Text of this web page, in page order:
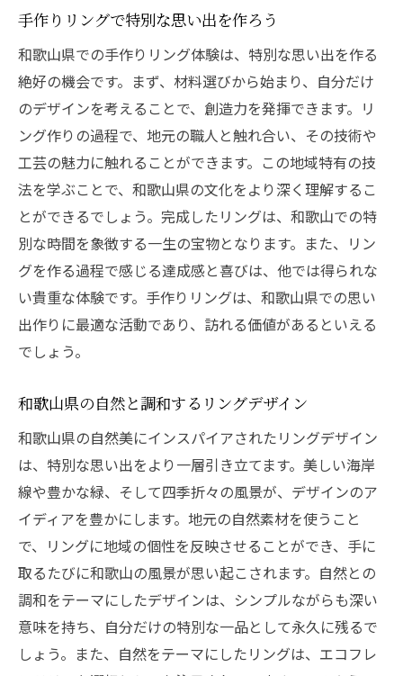
美しい自然に囲まれた和歌山県での思い出作り
和歌山県の自然の中でのリング作り体験
自然の美しさを感じるリングデザイン
和歌山県の風景をリングに閉じ込める
自然環境がもたらすリング作りの魅力
自然と一体になった思い出作り
和歌山県の自然を感じながらリング作りを
楽しむ
心に残る和歌山県の手作りリング体験特別な一
日
手作りリングで過ごす特別な一日
和歌山県の文化とリング作りの融合
特別な日にぴったりの手作りリング体験
心温まる思い出を作る手作りリングの一日
和歌山県の職人から学ぶ手作りリング思い出作
りの旅
職人の技を学びながらリングを作成
和歌山県の伝統技術を体験
職人の指導で完成するオリジナルリング
旅の一部としての手作りリング体験
手作りリングで特別な思い出を作ろう
和歌山県での手作りリング体験は、特別な思い出を作る
絶好の機会です。まず、材料選びから始まり、自分だけ
のデザインを考えることで、創造力を発揮できます。リ
ング作りの過程で、地元の職人と触れ合い、その技術や
工芸の魅力に触れることができます。この地域特有の技
法を学ぶことで、和歌山県の文化をより深く理解するこ
とができるでしょう。完成したリングは、和歌山での特
別な時間を象徴する一生の宝物となります。また、リン
グを作る過程で感じる達成感と喜びは、他では得られな
い貴重な体験です。手作りリングは、和歌山県での思い
出作りに最適な活動であり、訪れる価値があるといえる
でしょう。
和歌山県の自然と調和するリングデザイン
和歌山県の自然美にインスパイアされたリングデザイン
は、特別な思い出をより一層引き立てます。美しい海岸
線や豊かな緑、そして四季折々の風景が、デザインのア
イディアを豊かにします。地元の自然素材を使うこと
で、リングに地域の個性を反映させることができ、手に
取るたびに和歌山の風景が思い起こされます。自然との
調和をテーマにしたデザインは、シンプルながらも深い
意味を持ち、自分だけの特別な一品として永久に残るで
しょう。また、自然をテーマにしたリングは、エコフレ